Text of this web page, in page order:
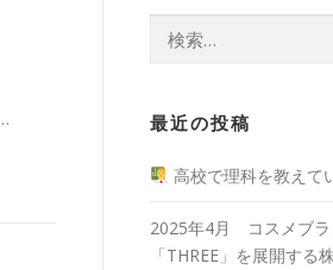
最近の投稿
高校で理科を教えて
2025年4月 コスメブラ
「THREE」を展開する